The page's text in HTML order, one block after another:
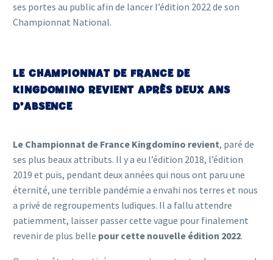
ses portes au public afin de lancer l’édition 2022 de son
Championnat National.
LE CHAMPIONNAT DE FRANCE DE
KINGDOMINO REVIENT APRÈS DEUX ANS
D’ABSENCE
Le Championnat de France Kingdomino revient, paré de
ses plus beaux attributs. Il y a eu l’édition 2018, l’édition
2019 et puis, pendant deux années qui nous ont paru une
éternité, une terrible pandémie a envahi nos terres et nous
a privé de regroupements ludiques. Il a fallu attendre
patiemment, laisser passer cette vague pour finalement
revenir de plus belle pour cette nouvelle édition 2022.